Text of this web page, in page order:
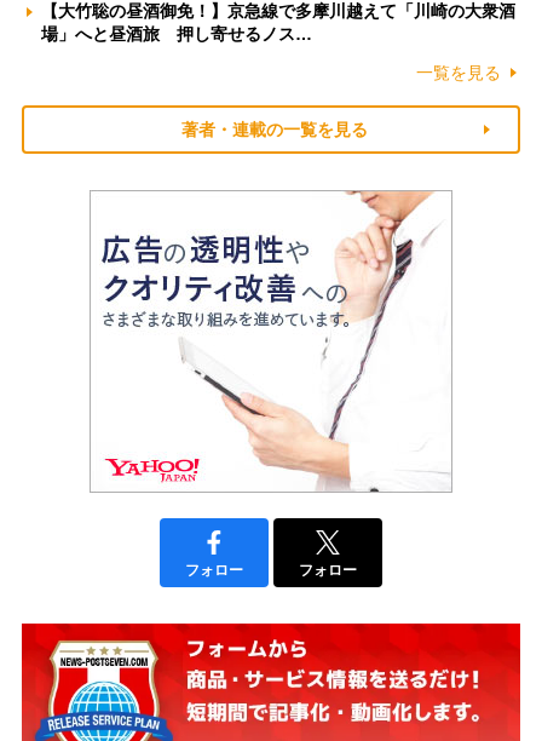
【大竹聡の昼酒御免！】京急線で多摩川越えて「川崎の大衆酒
場」へと昼酒旅 押し寄せるノス…
一覧を見る
著者・連載の一覧を見る
フォロー フォロー